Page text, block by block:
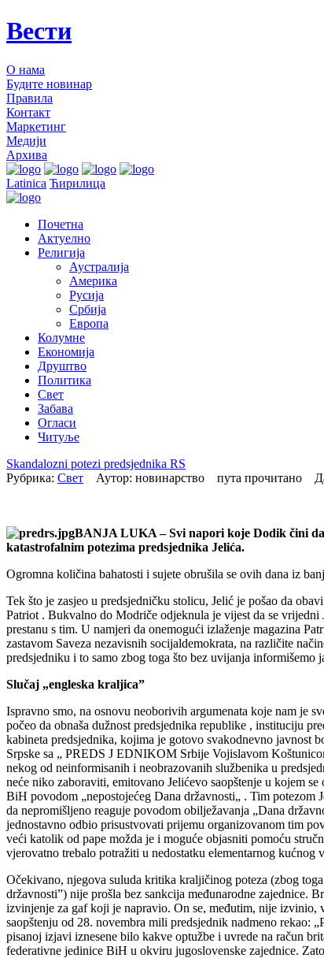
Вести
О нама
Будите новинар
Правила
Контакт
Маркетинг
Медији
Архива
Latinica Ћирилица
Почетна
Актуелно
Религија
Аустралија
Америка
Русија
Србија
Европа
Колумне
Економија
Друштво
Политика
Свет
Забава
Огласи
Читуље
Skandalozni potezi predsjednika RS
Рубрика: Свет Аутор: новинарство пута прочитано
BANJA LUKA – Svi napori koje Dodik čini
katastrofalnim potezima predsjednika Jelića.
Ogromna količina bahatosti i sujete obrušila se ovih dana iz
Tek što je zasjeo u predsjedničku stolicu, Jelić je pošao da
Patriot . Bukvalno do Modriče odjeknula je vijest da se
prestanu s tim. U namjeri da onemogući izlaženje magazina
zastavom Saveza nezavisnih socijaldemokrata, na različite
predsjedniku i to samo zbog toga što bez uvijanja
Slučaj „engleska kraljica”
Ispravno smo, na osnovu neoborivih argumenata koje nam je
počeo da obnaša dužnost predsjednika republike , instituciju
kabineta predsjednika, kojima je gotovo svakodnevno javnost
Srpske sa „ PREDS J EDNIKOM Srbije Vojislavom
nekog od neinformisanih i neobrazovanih službenika u
neće niko zaboraviti, emitovano Jelićevo saopštenje u kojem
BiH povodom „nepostojećeg Dana državnosti„ . Tim
da nepromišljeno reaguje povodom obilježavanja „Dana
jednostavno odbio prisustvovati prijemu organizovanom tim
veći katolik od pape možda je i moguće objasniti pomoću
vjerovatno trebalo potražiti u nedostatku elementarnog
Očekivano, njegova suluda kritika kraljičinog poteza (zbog
državnosti”) nije prošla bez sankcija međunarodne zajednice.
izvinjenje za gaf koji je napravio. On se, međutim, nije izvinio,
saopštenju od 28. novembra mili predsjednik nadmeno
pisanoj izjavi iznesene bilo kakve optužbe i uvrede na račun
federativne jedinice BiH u okviru jugoslovenske zajednice.